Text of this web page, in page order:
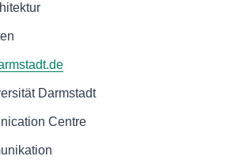
Darmstadt
Centre